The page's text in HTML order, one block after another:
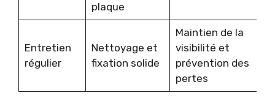
plaque
Entretien
régulier
Nettoyage et
fixation solide
Maintien de la
visibilité et
prévention des
pertes